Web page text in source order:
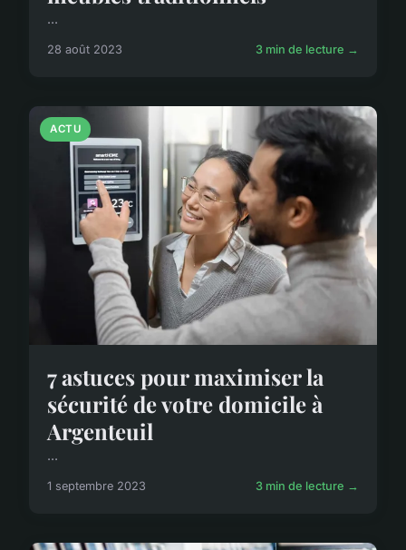
...
28 août 2023 3 min de lecture →
ACTU
7 astuces pour maximiser la
sécurité de votre domicile à
Argenteuil
...
1 septembre 2023 3 min de lecture →